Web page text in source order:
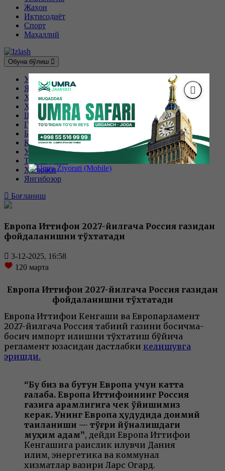
Жаҳон
Иқтисодиёт
Спорт
Маҳаллий
Обуна бўлиш
Урганч
Янгиариқ
Хива
Хонқа
Шовот
Гурлан
Боғот
Қўшкўпир
Урганч шаҳри
Тупроққалъа
Ҳазорасп
Янгибозор
Боғланиш
Европа Иттифоқи 2027-йилгача Россия газидан
фойдаланишни тўхтатади
3-12-2025, 16:58
120 марта
Европа Иттифоқи 2027-йилгача Россия газидан
фойдаланишни тўхтатади
Европа Иттифоқи Кенгаши ва Европарламент
2027-йилгача Россия табиий газини босқичма-
босқич импорт қилишни тўхтатиш бўйича
регламент юзасидан дастлабки келишувга
эришди.
“Бу биз ва бутун Европа учун катта
ғалаба. Европа Иттифоқининг Россия
газига қарамлигига чек қўйишимиз
керак. Унинг Европа ҳудудида доимий
тақиқланиши — тўғри йўналишдаги
муҳим қадам”, дейди Европа Иттифоқи
Кенгашига раислик қилувчи Дания
иқлим, энергетика ва коммунал
хизматлар вазири Ларс Огард.